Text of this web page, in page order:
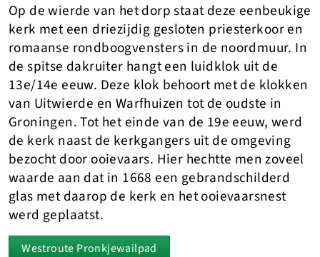
Op de wierde van het dorp staat deze eenbeukige
kerk met een driezijdig gesloten priesterkoor en
romaanse rondboogvensters in de noordmuur. In
de spitse dakruiter hangt een luidklok uit de
13e/14e eeuw. Deze klok behoort met de klokken
van Uitwierde en Warfhuizen tot de oudste in
Groningen. Tot het einde van de 19e eeuw, werd
de kerk naast de kerkgangers uit de omgeving
bezocht door ooievaars. Hier hechtte men zoveel
waarde aan dat in 1668 een gebrandschilderd
glas met daarop de kerk en het ooievaarsnest
werd geplaatst.
Westroute Pronkjewailpad